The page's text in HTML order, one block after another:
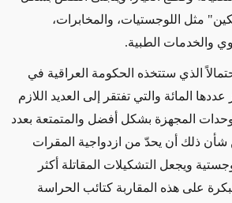
مثل اللوجستيات، والمخابرات،
والخدمات الطبية.
الذي ستتخذه الحكومة العراقية في
عددها المائة والتي تفتقر إلى العديد اللازم
المجهزة بشكل أفضل والمتمتعة بعدد
ذلك أن يحدّ من ازدواجية المقرات
ويجعل التشكيلات المقاتلة أكثر
على هذه المقاربة كتائب الحراسة